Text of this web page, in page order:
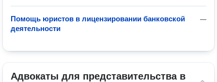
—
Помощь юристов в лицензировании банковской
деятельности
Адвокаты для представительства в